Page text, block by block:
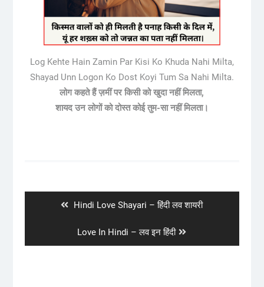
Log Kehte Hain Zamin Par Kisi Ko Khuda Nahi Milta,
Shayad Unn Logon Ko Dost Koyi Tum Sa Nahi Milta.
लोग कहते हैं ज़मीं पर किसी को खुदा नहीं मिलता,
शायद उन लोगों को दोस्त कोई तुम-सा नहीं मिलता।
Previous
Hindi Love Shayari – हिंदी लव शायरी
Next
post:
Love In Hindi – लव इन हिंदी